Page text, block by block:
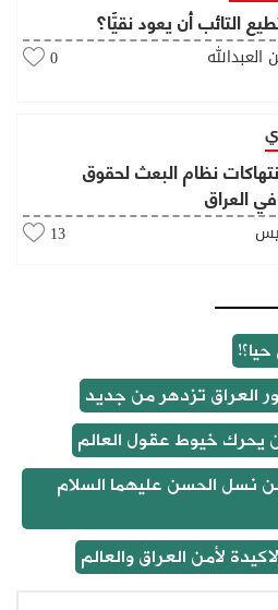
التائب أن يعود نقيًّا؟
0
نظام البعث لحقوق
العراق
13
العراق تزدهر من جديد
يحرك خيوط عقول العالم
نسل الحسن عليهما السلام
لأمن العراق والعالم